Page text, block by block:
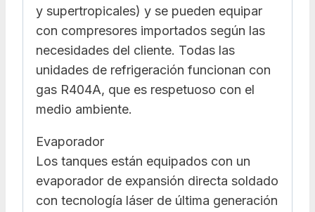
y supertropicales) y se pueden equipar
con compresores importados según las
necesidades del cliente. Todas las
unidades de refrigeración funcionan con
gas R404A, que es respetuoso con el
medio ambiente.
Evaporador
Los tanques están equipados con un
evaporador de expansión directa soldado
con tecnología láser de última generación